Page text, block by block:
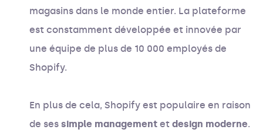
magasins dans le monde entier. La plateforme
est constamment développée et innovée par
une équipe de plus de 10 000 employés de
Shopify.
En plus de cela, Shopify est populaire en raison
de ses simple management et design moderne.